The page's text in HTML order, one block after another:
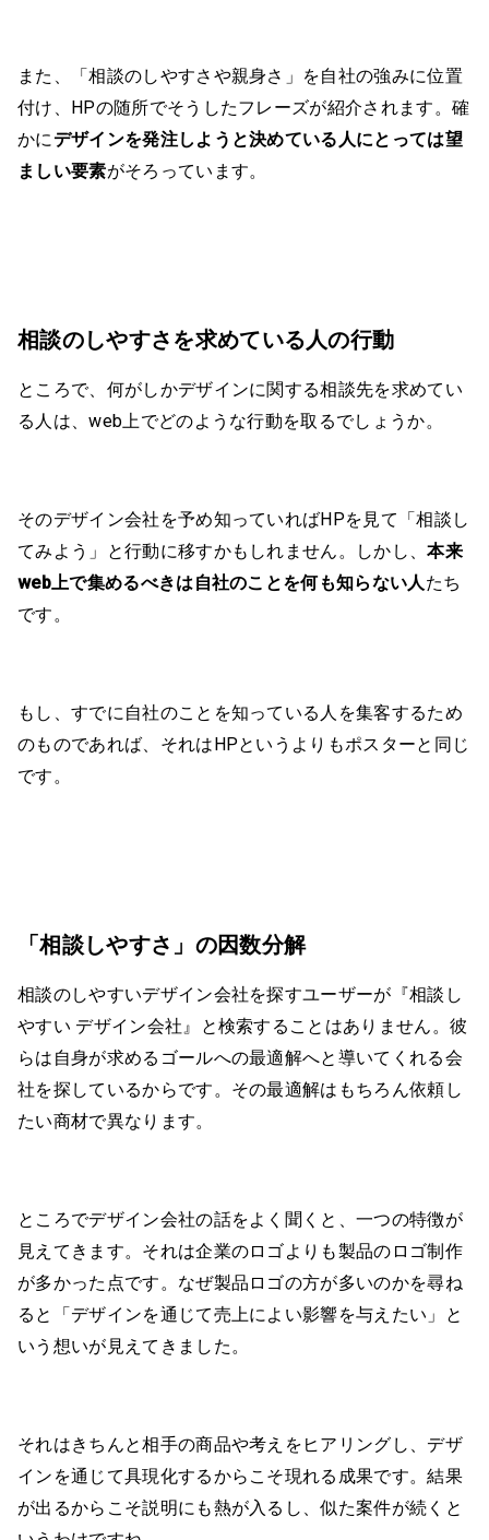
また、「相談のしやすさや親身さ」を自社の強みに位置
付け、HPの随所でそうしたフレーズが紹介されます。確
かにデザインを発注しようと決めている人にとっては望
ましい要素がそろっています。
相談のしやすさを求めている人の行動
ところで、何がしかデザインに関する相談先を求めてい
る人は、web上でどのような行動を取るでしょうか。
そのデザイン会社を予め知っていればHPを見て「相談し
てみよう」と行動に移すかもしれません。しかし、本来
web上で集めるべきは自社のことを何も知らない人たち
です。
もし、すでに自社のことを知っている人を集客するため
のものであれば、それはHPというよりもポスターと同じ
です。
「相談しやすさ」の因数分解
相談のしやすいデザイン会社を探すユーザーが『相談し
やすい デザイン会社』と検索することはありません。彼
らは自身が求めるゴールへの最適解へと導いてくれる会
社を探しているからです。その最適解はもちろん依頼し
たい商材で異なります。
ところでデザイン会社の話をよく聞くと、一つの特徴が
見えてきます。それは企業のロゴよりも製品のロゴ制作
が多かった点です。なぜ製品ロゴの方が多いのかを尋ね
ると「デザインを通じて売上によい影響を与えたい」と
いう想いが見えてきました。
それはきちんと相手の商品や考えをヒアリングし、デザ
インを通じて具現化するからこそ現れる成果です。結果
が出るからこそ説明にも熱が入るし、似た案件が続くと